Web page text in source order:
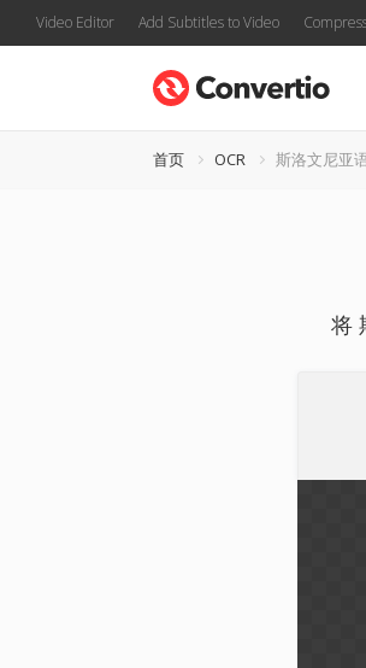
Video Editor Add Subtitles to Video
首页 OCR 斯洛文尼亚
将